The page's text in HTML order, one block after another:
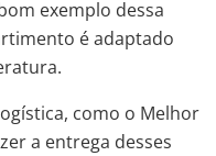
exemplo dessa
é adaptado
como o Melhor
a entrega desses